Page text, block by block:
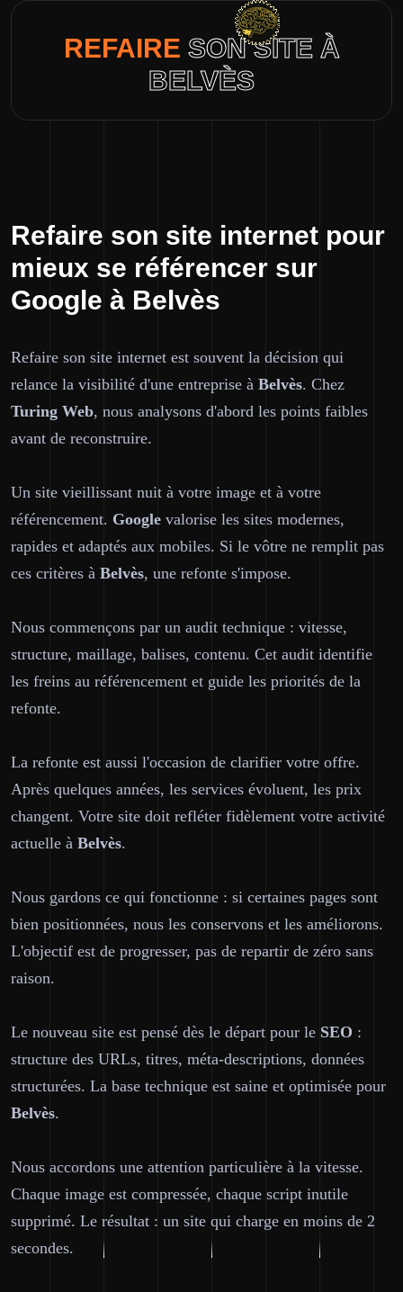
REFAIRE SON SITE À
BELVÈS
Refaire son site internet pour
mieux se référencer sur
Google à Belvès
Refaire son site internet est souvent la décision qui
relance la visibilité d'une entreprise à Belvès. Chez
Turing Web, nous analysons d'abord les points faibles
avant de reconstruire.
Un site vieillissant nuit à votre image et à votre
référencement. Google valorise les sites modernes,
rapides et adaptés aux mobiles. Si le vôtre ne remplit pas
ces critères à Belvès, une refonte s'impose.
Nous commençons par un audit technique : vitesse,
structure, maillage, balises, contenu. Cet audit identifie
les freins au référencement et guide les priorités de la
refonte.
La refonte est aussi l'occasion de clarifier votre offre.
Après quelques années, les services évoluent, les prix
changent. Votre site doit refléter fidèlement votre activité
actuelle à Belvès.
Nous gardons ce qui fonctionne : si certaines pages sont
bien positionnées, nous les conservons et les améliorons.
L'objectif est de progresser, pas de repartir de zéro sans
raison.
Le nouveau site est pensé dès le départ pour le SEO :
structure des URLs, titres, méta-descriptions, données
structurées. La base technique est saine et optimisée pour
Belvès.
Nous accordons une attention particulière à la vitesse.
Chaque image est compressée, chaque script inutile
supprimé. Le résultat : un site qui charge en moins de 2
secondes.